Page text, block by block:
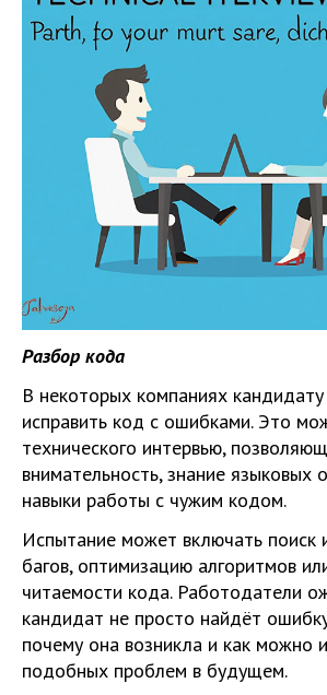
Разбор кода
В некоторых компаниях
исправить код с ошибками. Это
технического интервью,
внимательность, знание языковых
навыки работы с чужим кодом.
Испытание может включать поиск
багов, оптимизацию алгоритмов
читаемости кода. Работодатели
кандидат не просто найдёт
почему она возникла и как можно
подобных проблем в будущем.